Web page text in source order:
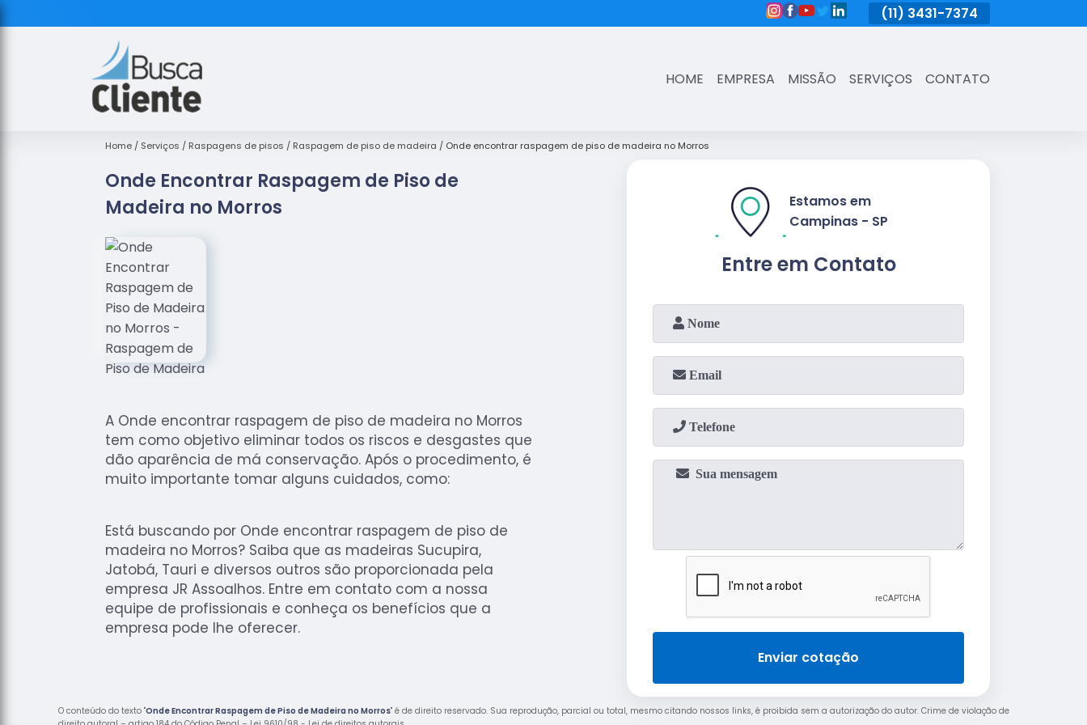
3431-7374 (11) 3431-7374
HOME EMPRESA MISSÃO SERVIÇOS CONTATO
Home Serviços Raspagens de pisos Raspagem de piso de madeira Onde encontrar raspagem de piso de madeira no Morros
Onde Encontrar Raspagem de Piso de
Madeira no Morros
A Onde encontrar raspagem de piso de madeira no Morros
tem como objetivo eliminar todos os riscos e desgastes que
dão aparência de má conservação. Após o procedimento, é
muito importante tomar alguns cuidados, como:
Está buscando por Onde encontrar raspagem de piso de
madeira no Morros? Saiba que as madeiras Sucupira,
Jatobá, Tauri e diversos outros são proporcionada pela
empresa JR Assoalhos. Entre em contato com a nossa
equipe de profissionais e conheça os benefícios que a
empresa pode lhe oferecer.
Entre em Contato
Estamos em
Campinas - SP
Enviar cotação
O conteúdo do texto "Onde Encontrar Raspagem de Piso de Madeira no Morros" é de direito reservado. Sua reprodução, parcial ou total, mesmo citando nossos links, é proibida sem a autorização do autor. Crime de violação de